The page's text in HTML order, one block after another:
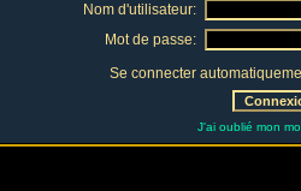
Nom d'utilisateur:
Mot de passe:
Se connecter
J'ai oublié mon